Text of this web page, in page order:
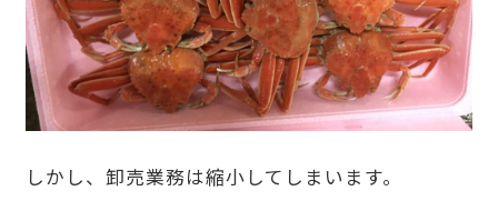
しかし、卸売業務は縮小してしまいます。